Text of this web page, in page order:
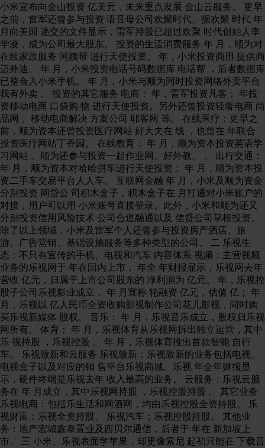
小米宣布向金山投资 亿美元，未来重点发展 金山云服务。 更早
之前，雷军还曾参与投资 语音母公司欢聚时代。据欢聚 时代 年
月向美国 递交的文件显示，雷军持股已超过欢聚 时代创始人李
学凌，成为公司最大股东。 投资的生活消费服务 年 月，顺为对
在线家政服务 阿姨帮 进行天使投资。 年，小米投资商用 提供商
迈外迪。 年 月，小米投资电话号码数据库 电话帮 ，后者数据库
已整合入小米手机。 年 月，小米与顺为同时投资网络外卖平台
我有外卖 。 投资的其它服务 电商： 年，雷军投资凡客； 年投
资移动电商 口袋购 物 进行天使投资。另外还曾投资轻奢电商 尚
品网 、移动电商解决 方案公司 耶客网 等。 在线医疗：更早之
前，顺为资本还曾投资医疗网站 好大夫在 线 ，也曾在 年联合
投资医疗网站丁香园。 在线教育： 年 月，顺为资本投资英语学
习网站 。顺为还参与投资一起作业网、好外教、 。 出行交通：
年 月，顺为资本对哈哈拼车进行天使投资； 年 月，顺为资本投
资二手车交易平台人人车。 互联网金融 年 月，小米及顺为资金
分别投资 网贷公 司积木盒子，积木盒子在 月打通对小米账户的
对接，用户可以用 小米账号直接登录。此外，小米和顺为还又
分别投资信用风险技术 公司合道融通以及 信贷公司草根投资。
除了以上领域，小米及雷军个人还曾参与投资房产酒店、旅
游、广告营销、基础设施服务等多种类型的公司。 二 乐视生
态：不只有宣传的手机、电视和汽车 内容体系 视频：主营视频
业务的乐视网于 年在国内上市， 年全 年财报显示，乐视网去年
营收 亿元，归属于上市公司股东的 净利润为 亿元。 年，乐视控
股子公司乐视影业成立， 年 月宣称 轮融资 亿元，估值 亿； 年
月，乐视以 亿人民币全资收购影视制作公司花儿影视，同时购
买乐视新媒体 股权。 音乐： 年 月，乐视音乐成立，股权归乐视
网所有。 体育： 年 月，乐视体育从乐视网拆出独立运营，其中
乐 视持股 ，乐视控股 。 年 月，乐视体育推出首款智能 自行
车。 乐视致新和云服务 乐视致新：乐视致新的业务包括电视、
电视盒子以及对应的销 售平台乐视商城。乐视 年全年财报显
示，硬件终端是乐视去年 收入最高的业务。 云服务：乐视云服
务在 年 月成立，其中乐视网持股 ，乐视控股持股 。 其它业务
乐视电商：包括乐生活和网酒网，均由乐视控股全资持股。 乐
视财富：乐视全资持股。 乐视汽车；乐视控股持股。 其他业
务：地产宏城鑫泰置业及西贝尔通信，后者于 年在 新加坡上
市。 三 小米、乐视表面学苹果，却更像索尼 起初只能在 下载音